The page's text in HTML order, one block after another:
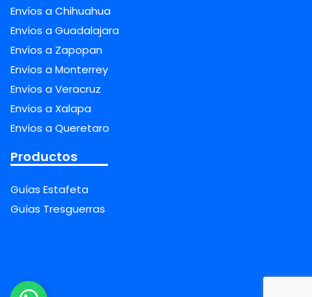
Envíos a Chihuahua
Envíos a Guadalajara
Envíos a Zapopan
Envíos a Monterrey
Envíos a Veracruz
Envíos a Xalapa
Envíos a Queretaro
Productos
Guías Estafeta
Guías Tresguerras